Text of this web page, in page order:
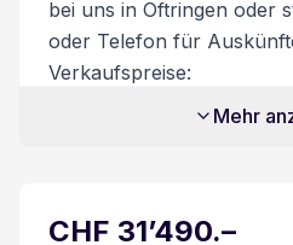
12 V Steckdose auf
bei uns in Oftringen oder
oder Telefon für
Verkaufspreise:
Unsere Verkaufspreise
Beim Kauf eines
Mehr
CHF 31’490.–